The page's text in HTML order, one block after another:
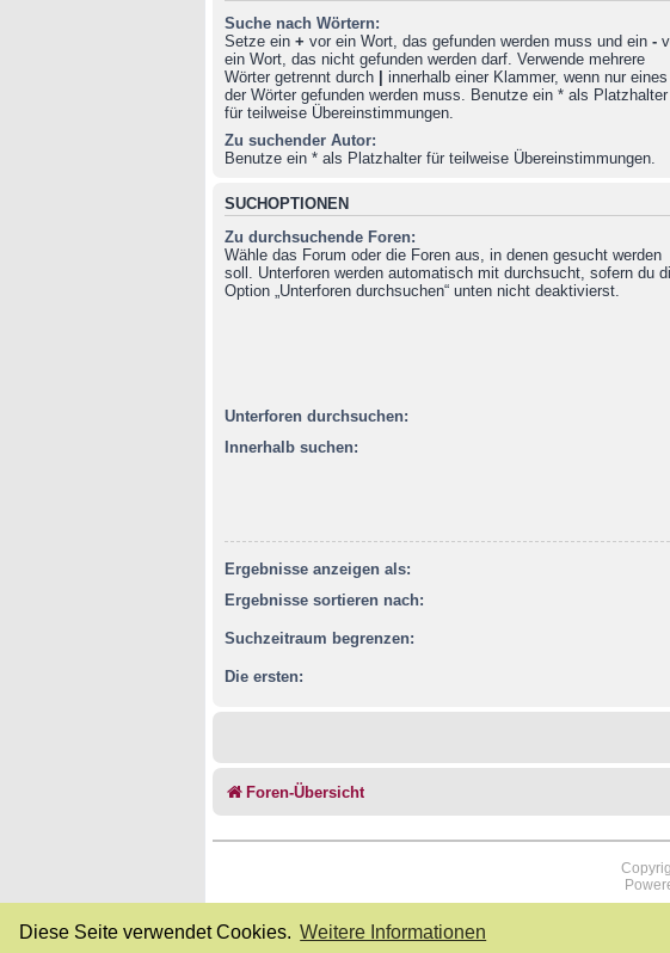
Diese Seite verwendet Cookies. Weitere Informationen
Suche nach Wörtern:
Setze ein + vor ein Wort, das gefunden werden muss und ein -
ein Wort, das nicht gefunden werden darf. Verwende mehrere
Wörter getrennt durch
innerhalb einer Klammer, wenn nur eines
der Wörter gefunden werden muss. Benutze ein * als Platzhalter
für teilweise Übereinstimmungen.
Zu suchender Autor:
Benutze ein * als Platzhalter für teilweise Übereinstimmungen.
SUCHOPTIONEN
Zu durchsuchende Foren:
Wähle das Forum oder die Foren aus, in denen gesucht werden
soll. Unterforen werden automatisch mit durchsucht, sofern du
Option „Unterforen durchsuchen“ unten nicht deaktivierst.
Unterforen durchsuchen:
Innerhalb suchen:
Ergebnisse anzeigen als:
Ergebnisse sortieren nach:
Suchzeitraum begrenzen:
Die ersten:
Foren-Übersicht